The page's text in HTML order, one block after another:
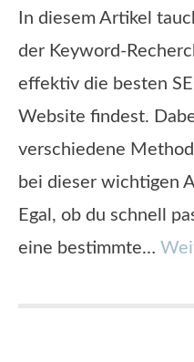
In diesem Artikel
der Keyword-
effektiv die besten
Website findest.
verschiedene
bei dieser wichtigen
Egal, ob du schnell
eine bestimmte…